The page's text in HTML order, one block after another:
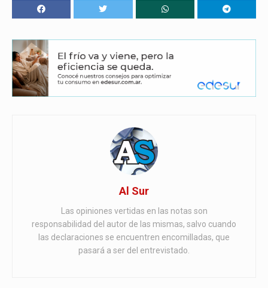
Al Sur
Las opiniones vertidas en las notas son
responsabilidad del autor de las mismas, salvo cuando
las declaraciones se encuentren encomilladas, que
pasará a ser del entrevistado.